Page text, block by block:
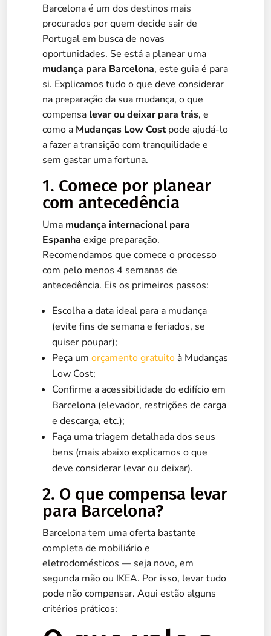
Barcelona é um dos destinos mais
procurados por quem decide sair de
Portugal em busca de novas
oportunidades. Se está a planear uma
mudança para Barcelona, este guia é para
si. Explicamos tudo o que deve considerar
na preparação da sua mudança, o que
compensa levar ou deixar para trás, e
como a Mudanças Low Costpode ajudá-lo
a fazer a transição com tranquilidade e
sem gastar uma fortuna.
1. Comece por planear
com antecedência
Uma mudança internacional para
Espanha exige preparação.
Recomendamos que comece o processo
com pelo menos 4 semanas de
antecedência. Eis os primeiros passos:
Escolha a data ideal para a mudança
(evite fins de semana e feriados, se
quiser poupar);
Peça um orçamento gratuitoà Mudanças
Low Cost;
Confirme a acessibilidade do edifício em
Barcelona (elevador, restrições de carga
e descarga, etc.);
Faça uma triagem detalhada dos seus
bens (mais abaixo explicamos o que
deve considerar levar ou deixar).
2. O que compensa levar
para Barcelona?
Barcelona tem uma oferta bastante
completa de mobiliário e
eletrodomésticos — seja novo, em
segunda mão ou IKEA. Por isso, levar tudo
pode não compensar. Aqui estão alguns
critérios práticos: